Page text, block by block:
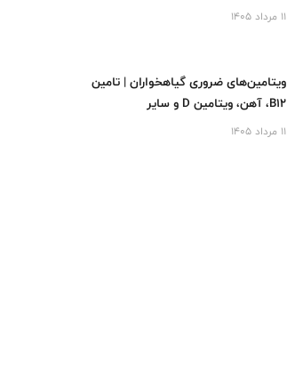
11 مرداد 1405
ویتامین‌های ضروری گیاهخواران | تامین
B12، آهن، ویتامین D و سایر
ریزمغذی‌ها11 مرداد 1405